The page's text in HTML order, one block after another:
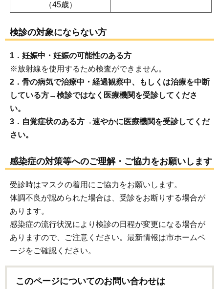
（45歳）
検診の対象にならない方
1．妊娠中・妊娠の可能性のある方
※放射線を使用するため検査ができません。
2．骨の病気で治療中・経過観察中、もしくは治療を中断
している方→検診ではなく医療機関を受診してくださ
い。
3．自覚症状のある方→速やかに医療機関を受診してくだ
さい。
感染症の対策等へのご理解・ご協力をお願いします
受診時はマスクの着用にご協力をお願いします。
体調不良が認められた場合は、受診をお断りする場合が
あります。
感染症の流行状況により検診の日程が変更になる場合が
ありますので、ご注意ください。最新情報は市ホームペ
ージをご確認ください。
このページについてのお問い合わせは